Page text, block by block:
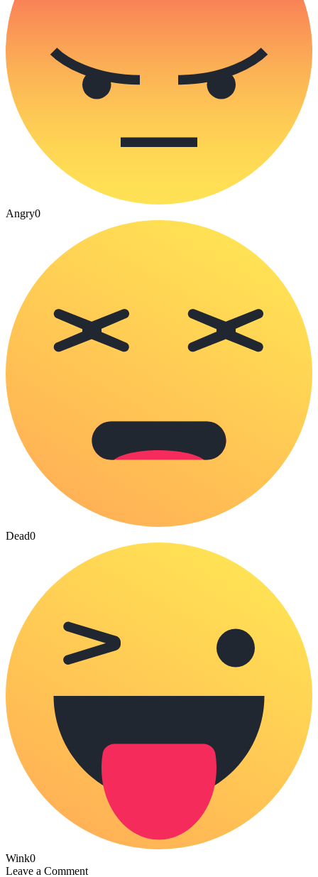
Angry0
Dead0
Wink0
Leave a Comment